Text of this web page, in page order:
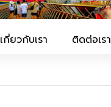
เกี่ยวกับเรา ติดต่อเรา